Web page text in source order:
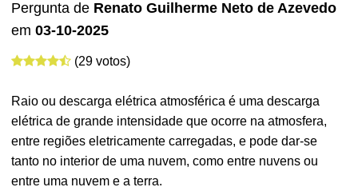
Pergunta de Renato Guilherme Neto de Azevedo
em03-10-2025
(29 votos)
Raio ou descarga elétrica atmosférica é uma descarga
elétrica de grande intensidade que ocorre na atmosfera,
entre regiões eletricamente carregadas, e pode dar-se
tanto no interior de uma nuvem, como entre nuvens ou
entre uma nuvem e a terra.